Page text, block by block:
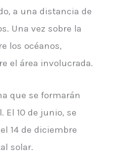
a una distancia de
Una vez sobre la
los océanos,
el área involucrada.
que se formarán
El 10 de junio, se
14 de diciembre
solar.